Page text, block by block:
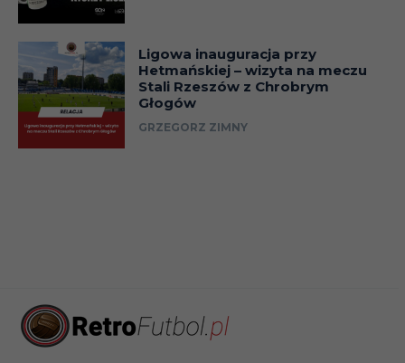
Ligowa inauguracja przy
Hetmańskiej – wizyta na meczu
Stali Rzeszów z Chrobrym
Głogów
GRZEGORZ ZIMNY